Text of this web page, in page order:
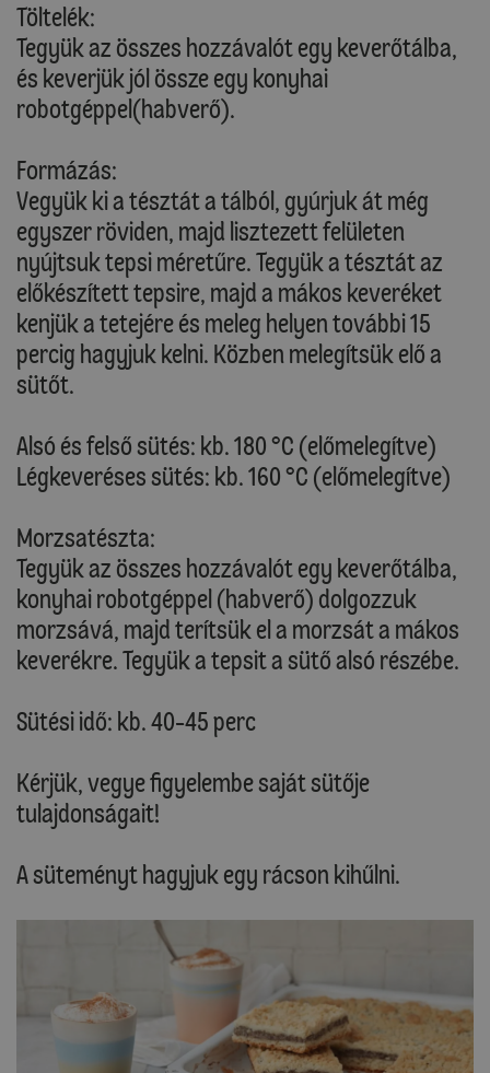
Töltelék:
Tegyük az összes hozzávalót egy keverőtálba,
és keverjük jól össze egy konyhai
robotgéppel(habverő).
Formázás:
Vegyük ki a tésztát a tálból, gyúrjuk át még
egyszer röviden, majd lisztezett felületen
nyújtsuk tepsi méretűre. Tegyük a tésztát az
előkészített tepsire, majd a mákos keveréket
kenjük a tetejére és meleg helyen további 15
percig hagyjuk kelni. Közben melegítsük elő a
sütőt.
Alsó és felső sütés: kb. 180 °C (előmelegítve)
Légkeveréses sütés: kb. 160 °C (előmelegítve)
Morzsatészta:
Tegyük az összes hozzávalót egy keverőtálba,
konyhai robotgéppel (habverő) dolgozzuk
morzsává, majd terítsük el a morzsát a mákos
keverékre. Tegyük a tepsit a sütő alsó részébe.
Sütési idő: kb. 40-45 perc
Kérjük, vegye figyelembe saját sütője
tulajdonságait!
A süteményt hagyjuk egy rácson kihűlni.